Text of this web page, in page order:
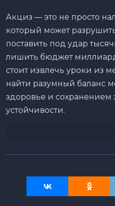
Акциз — это не просто
который может
поставить под удар
лишить бюджет
стоит извлечь уроки из
найти разумный баланс
здоровье и сохранением
устойчивости.